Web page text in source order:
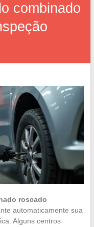
combinado
roscado
automaticamente sua
Alguns centros